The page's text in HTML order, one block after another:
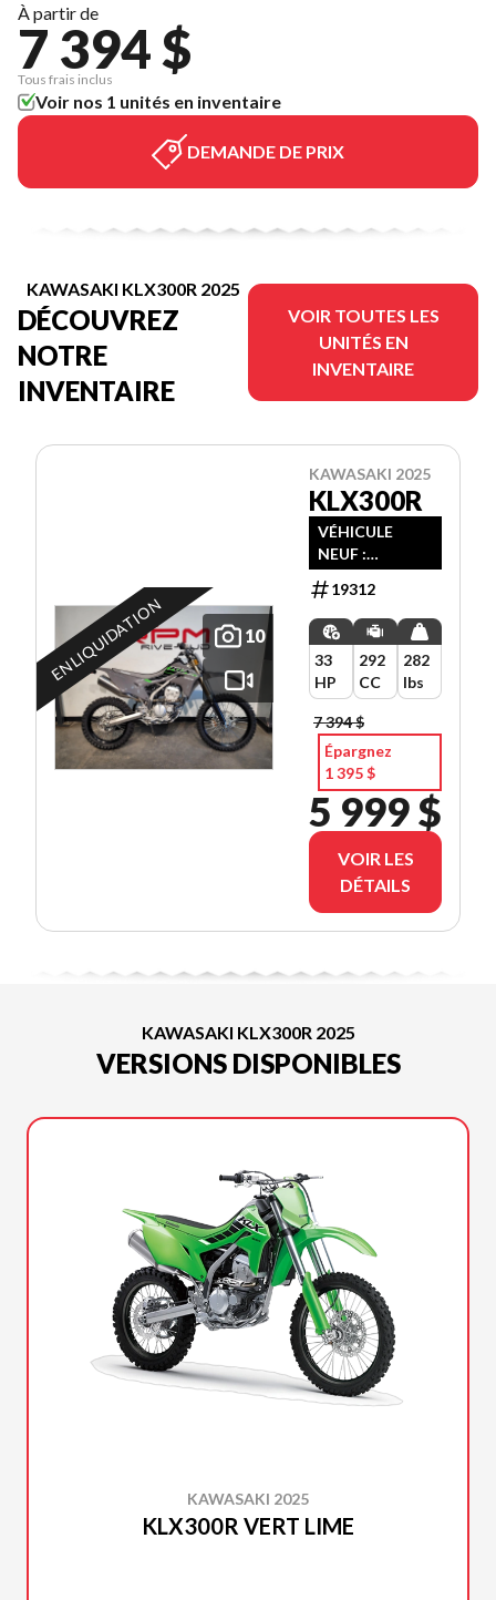
À partir de
7 394 $
Tous frais inclus
Voir nos 1 unités en inventaire
DEMANDE DE PRIX
KAWASAKI KLX300R 2025
DÉCOUVREZ
NOTRE
INVENTAIRE
VOIR TOUTES LES
UNITÉS EN
INVENTAIRE
10
EN LIQUIDATION
KAWASAKI 2025
KLX300R
VÉHICULE
NEUF :
GARANTIE
EXP:
28/12/2026
19312
33
HP
292
CC
282
lbs
7 394 $
Épargnez
1 395 $
5 999 $
VOIR LES
DÉTAILS
KAWASAKI KLX300R 2025
VERSIONS DISPONIBLES
KAWASAKI 2025
KLX300R VERT LIME